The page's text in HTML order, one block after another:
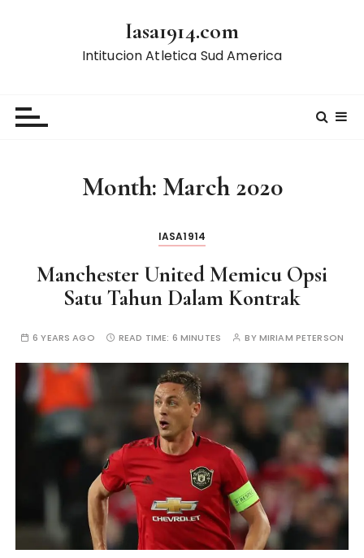
Iasa1914.com
Intitucion Atletica Sud America
Month: March 2020
IASA1914
Manchester United Memicu Opsi
Satu Tahun Dalam Kontrak
6 YEARS AGO READ TIME: 6 MINUTES BYMIRIAM PETERSON